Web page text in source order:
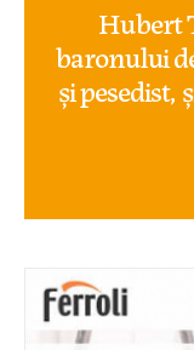
Hubert
baronului
și pesedist,